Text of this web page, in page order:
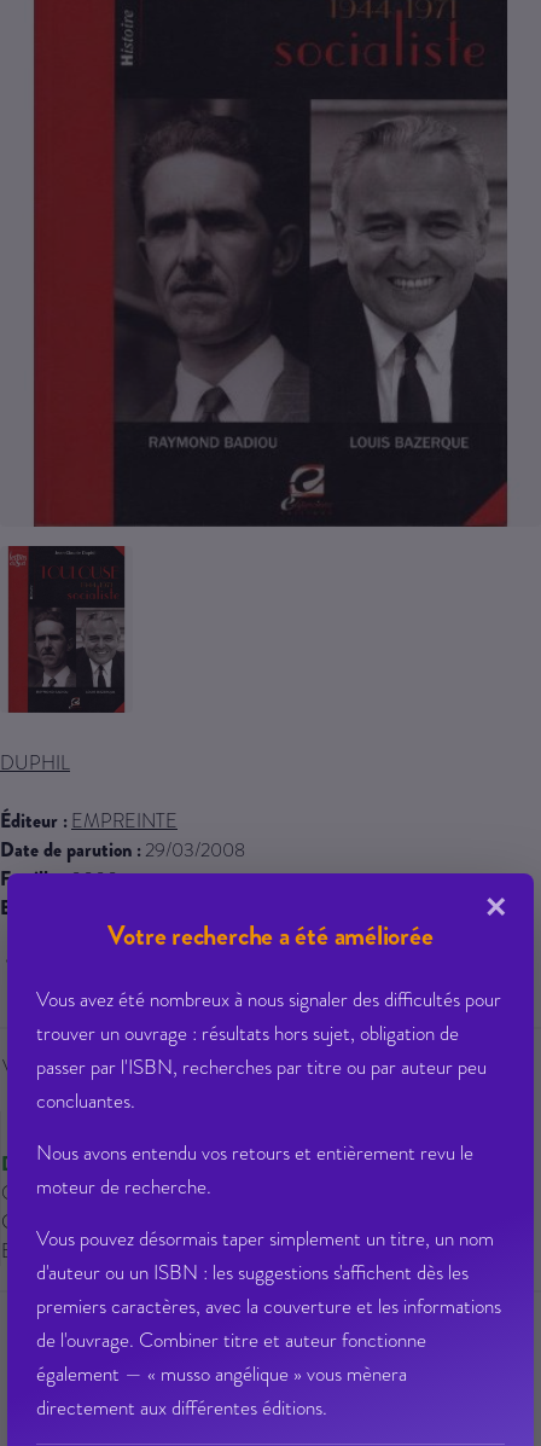
Votre recherche a été améliorée
Vous avez été nombreux à nous signaler des difficultés pour
trouver un ouvrage : résultats hors sujet, obligation de
passer par l'ISBN, recherches par titre ou par auteur peu
concluantes.
Nous avons entendu vos retours et entièrement revu le
moteur de recherche.
Vous pouvez désormais taper simplement un titre, un nom
d'auteur ou un ISBN : les suggestions s'affichent dès les
premiers caractères, avec la couverture et les informations
de l'ouvrage. Combiner titre et auteur fonctionne
également — « musso angélique » vous mènera
directement aux différentes éditions.
×
DUPHIL
Éditeur : EMPREINTE
Date de parution : 29/03/2008
Famille :0000
EAN 13 :
19,00 € PPTTC
Veuillez vousconnecterpour ajouter
au panier cet article.
Disponible
Qté dispo en magasin : 5
Gisement : 01-701-D
Etat Dilicom : Disponible
Ajouter à ma liste d’envie
Envoyer à un ami